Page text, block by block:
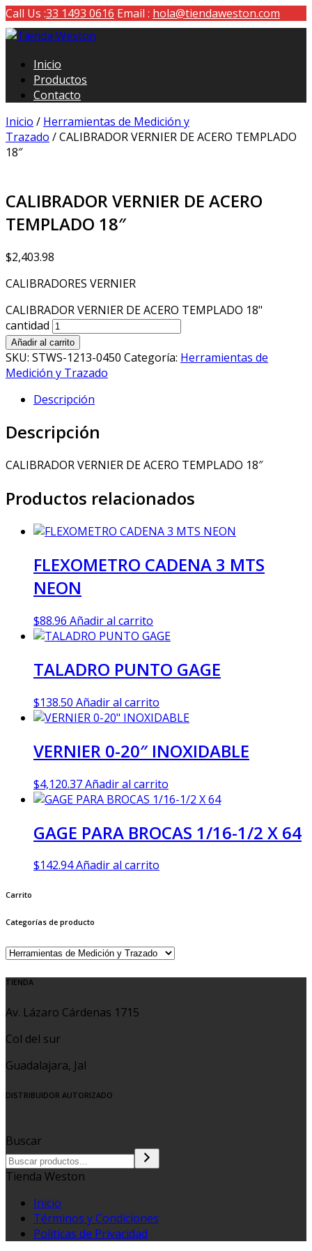
Call Us :33 1493 0616 Email : hola@tiendaweston.com
Tienda Weston
Herramientas de carga y medición
Inicio
Productos
Contacto
Inicio / Herramientas de Medición y
Trazado / CALIBRADOR VERNIER DE ACERO TEMPLADO
18″
CALIBRADOR VERNIER DE ACERO
TEMPLADO 18″
$2,403.98
CALIBRADORES VERNIER
CALIBRADOR VERNIER DE ACERO TEMPLADO 18"
cantidad
Añadir al carrito
SKU: STWS-1213-0450 Categoría: Herramientas de
Medición y Trazado
Descripción
Descripción
CALIBRADOR VERNIER DE ACERO TEMPLADO 18″
Productos relacionados
FLEXOMETRO CADENA 3 MTS
NEON
$88.96 Añadir al carrito
TALADRO PUNTO GAGE
$138.50 Añadir al carrito
VERNIER 0-20″ INOXIDABLE
$4,120.37Añadir al carrito
GAGE PARA BROCAS 1/16-1/2 X 64
$142.94Añadir al carrito
Carrito
Categorías de producto
TIENDA
Av. Lázaro Cárdenas 1715
Col del sur
Guadalajara, Jal
DISTRIBUIDOR AUTORIZADO
Buscar
Tienda Weston
Inicio
Términos y Condiciones
Políticas de Privacidad